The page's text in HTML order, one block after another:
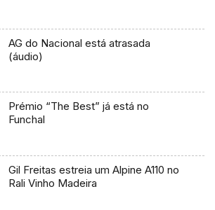
AG do Nacional está atrasada
(áudio)
Prémio “The Best” já está no
Funchal
Gil Freitas estreia um Alpine A110 no
Rali Vinho Madeira